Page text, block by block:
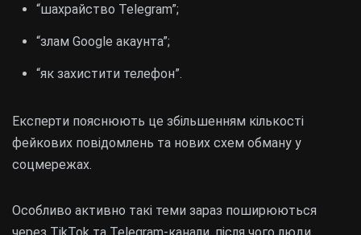
“шахрайство Telegram”;
“злам Google акаунта”;
“як захистити телефон”.
Експерти пояснюють це збільшенням кількості
фейкових повідомлень та нових схем обману у
соцмережах.
Особливо активно такі теми зараз поширюються